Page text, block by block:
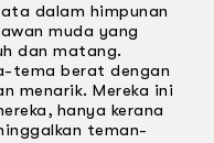
dalam himpunan
muda yang
dan matang.
tema berat dengan
menarik. Mereka ini
hanya kerana
teman-